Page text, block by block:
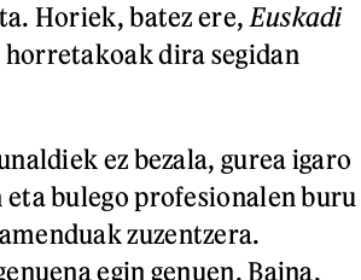
Horiek, batez ere, Euskadi
dira segidan
ez bezala, gurea igaro
bulego profesionalen buru
zuzentzera.
egin genuen. Baina,